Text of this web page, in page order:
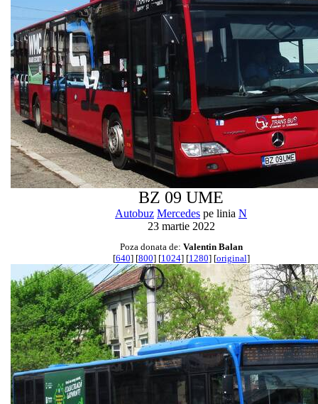
BZ 09 UME
Autobuz Mercedes pe linia N
23 martie 2022
Poza donata de: Valentin Balan
[640] [800] [1024] [1280] [original]